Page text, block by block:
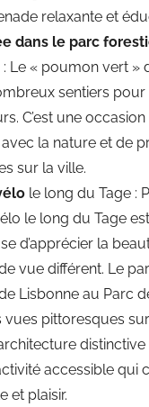
relaxante et
dans le parc
: Le « poumon vert »
sentiers pour
C’est une
la nature et de
sur la ville.
le long du Tage :
le long du Tage
d’apprécier la
vue différent. Le
Lisbonne au Parc
vues pittoresques
distinctive
accessible qui
et plaisir.